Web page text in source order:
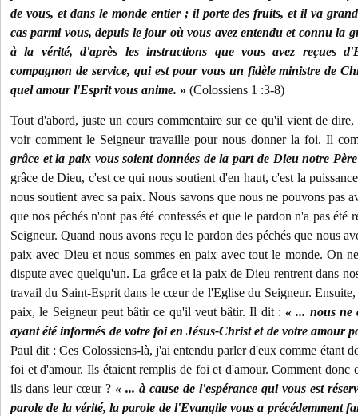
de vous, et dans le monde entier ; il porte des fruits, et il va
cas parmi vous, depuis le jour où vous avez entendu et connu la
à la vérité, d'après les instructions que vous avez reçues
compagnon de service, qui est pour vous un fidèle ministre de
quel amour l'Esprit vous anime. » (Colossiens 1 :3-8)
Tout d'abord, juste un cours commentaire sur ce qu'il vient de dire,
voir comment le Seigneur travaille pour nous donner la foi. Il
grâce et la paix vous soient données de la part de Dieu notre
grâce de Dieu, c'est ce qui nous soutient d'en haut, c'est la
nous soutient avec sa paix. Nous savons que nous ne pouvons pas
que nos péchés n'ont pas été confessés et que le pardon n'a pas
Seigneur. Quand nous avons reçu le pardon des péchés que nous
paix avec Dieu et nous sommes en paix avec tout le monde. On
dispute avec quelqu'un. La grâce et la paix de Dieu rentrent dans
travail du Saint-Esprit dans le cœur de l'Eglise du Seigneur. Ensuite,
paix, le Seigneur peut bâtir ce qu'il veut bâtir. Il dit : « ... nous ne
ayant été informés de votre foi en Jésus-Christ et de votre amour
Paul dit : Ces Colossiens-là, j'ai entendu parler d'eux comme étant
foi et d'amour. Ils étaient remplis de foi et d'amour. Comment donc
ils dans leur cœur ? « ... à cause de l'espérance qui vous est
parole de la vérité, la parole de l'Evangile vous a précédemment